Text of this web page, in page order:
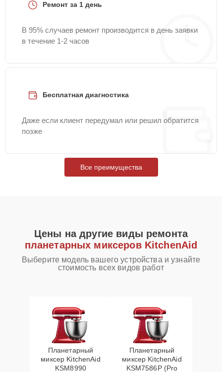
Ремонт за 1 день
В 95% случаев ремонт производится в день заявки
в течение 1-2 часов
Бесплатная диагностика
Даже если клиент передумал или решил обратится
позже
Все преимущества
Цены на другие виды ремонта
планетарных миксеров KitchenAid
Выберите модель вашего устройства и узнайте
стоимость всех видов работ
Планетарный
миксер KitchenAid
KSM8990
Планетарный
миксер KitchenAid
KSM7586P (Pro